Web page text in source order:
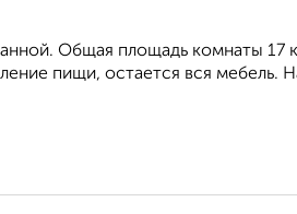
Общая площадь комнаты 17
пищи, остается вся мебель.